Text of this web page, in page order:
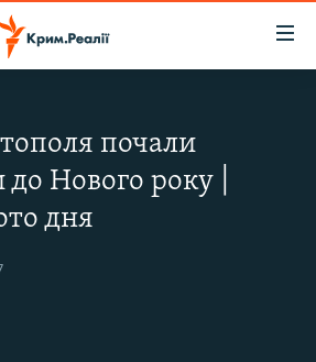
почали
Нового року |
дня